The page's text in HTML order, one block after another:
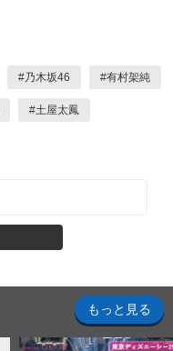
#乃木坂46 #有村架純
#土屋太鳳
もっと見る